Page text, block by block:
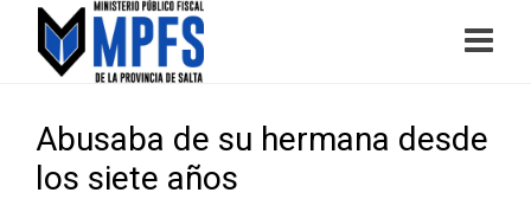
Abusaba de su hermana desde
los siete años